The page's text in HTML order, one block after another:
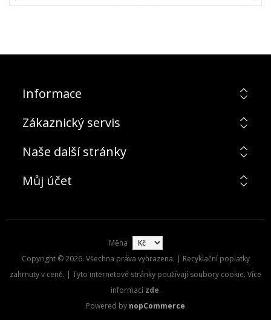
Informace
Zákaznický servis
Naše další stránky
Můj účet
Měna
Copyright © 2026. Všechna práva vyhrazena. | Recyklační poplatky
zahrnuty v ceně. | Tyto internetové stránky používají soubory cookie. Více
informací zde.
Powered by nopCommerce